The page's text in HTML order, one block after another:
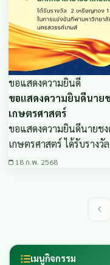
ขอแสดงความยินดี
ขอแสดงความยินดีนาย
เกษตรศาสตร์
ขอแสดงความยินดีนายช
เกษตรศาสตร์ ได้รับราง
18 ก.พ. 2568
เมนูกิจกรรม